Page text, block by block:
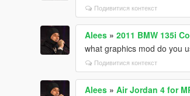
Подивитися контекст
Alees »2011 BMW 135i
what graphics mod do you
Подивитися контекст
Alees »Air Jordan 4 for